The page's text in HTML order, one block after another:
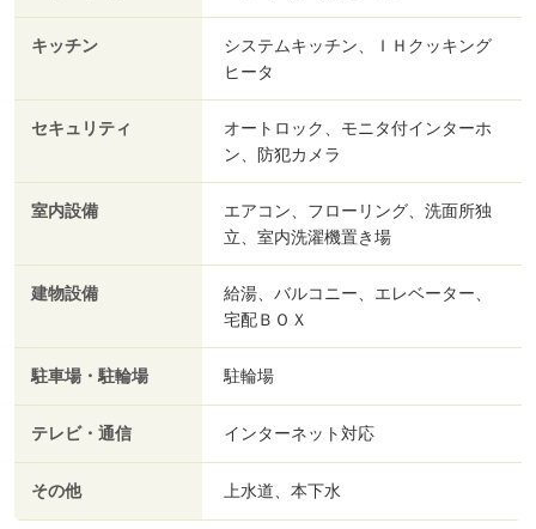
キッチン
システムキッチン、ＩＨクッキング
ヒータ
セキュリティ
オートロック、モニタ付インターホ
ン、防犯カメラ
室内設備
エアコン、フローリング、洗面所独
立、室内洗濯機置き場
建物設備
給湯、バルコニー、エレベーター、
宅配ＢＯＸ
駐車場・駐輪場 駐輪場
テレビ・通信 インターネット対応
その他 上水道、本下水